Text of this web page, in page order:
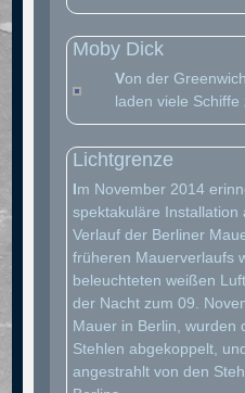
Moby Dick
Von der
laden viele Schiffe
Lichtgrenze
Im November 2014
spektakuläre Installation
Verlauf der Berliner
früheren Mauerverlaufs
beleuchteten weißen
der Nacht zum 09.
Mauer in Berlin, wurden
Stehlen abgekoppelt,
angestrahlt von den